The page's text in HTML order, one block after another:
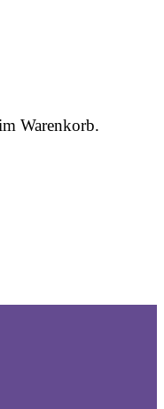
Warenkorb.